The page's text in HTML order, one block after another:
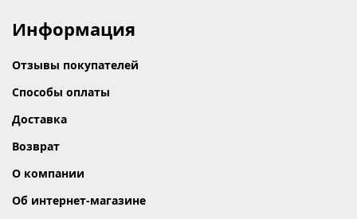
Информация
Отзывы покупателей
Способы оплаты
Доставка
Возврат
О компании
Об интернет-магазине